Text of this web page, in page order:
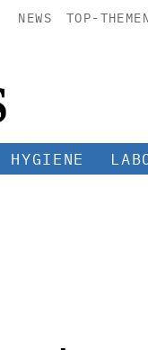
NEWS TOP-
HYGIENE